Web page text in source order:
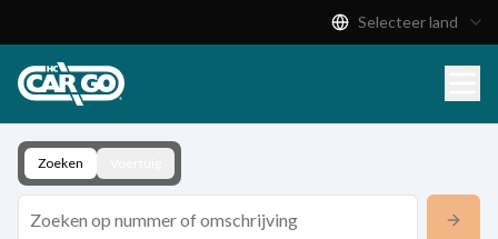
Download
Contact
Selecteer land
Zoeken